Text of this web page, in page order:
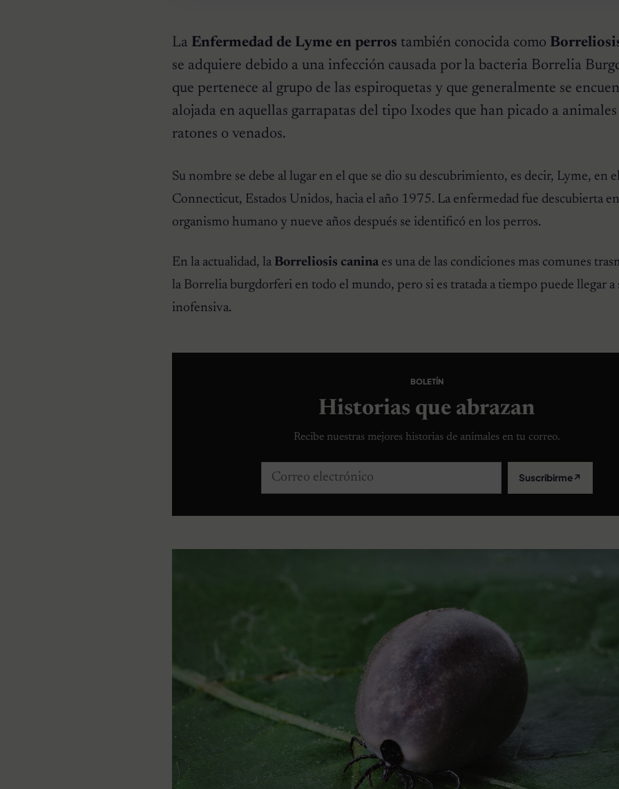
La Enfermedad de Lyme en perros también conocida como
se adquiere debido a una infección causada por la bacteria Borrelia
que pertenece al grupo de las espiroquetas y que generalmente se
alojada en aquellas garrapatas del tipo Ixodes que han picado a
ratones o venados.
Su nombre se debe al lugar en el que se dio su descubrimiento, es decir, Lyme, en
Connecticut, Estados Unidos, hacia el año 1975. La enfermedad fue descubierta
organismo humano y nueve años después se identificó en los perros.
En la actualidad, la Borreliosis canina es una de las condiciones mas comunes
la Borrelia burgdorferi en todo el mundo, pero si es tratada a tiempo puede llegar a
inofensiva.
BOLETÍN
Historias que abrazan
Recibe nuestras mejores historias de animales en tu correo.
Correo electrónico Suscribirme↗